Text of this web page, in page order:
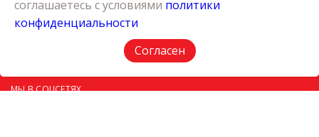
КАРЬЕРА
О КОМПАНИИ
ПОЛИТИКА КОНФИДЕНЦИАЛЬНОСТИ
МЫ В СОЦСЕТЯХ
соглашаетесь с условиями политики
конфиденциальности
Согласен